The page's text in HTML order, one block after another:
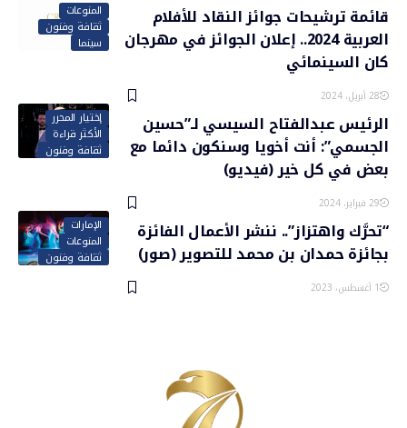
المنوعات
ثقافة وفنون
سينما
قائمة ترشيحات جوائز النقاد للأفلام
العربية 2024.. إعلان الجوائز في مهرجان
كان السينمائي
28 أبريل، 2024
إختيار المحرر
الأكثر قراءة
ثقافة وفنون
الرئيس عبدالفتاح السيسي لـ”حسين
الجسمي”: أنت أخويا وسنكون دائما مع
بعض في كل خير (فيديو)
29 فبراير، 2024
الإمارات
المنوعات
ثقافة وفنون
“تحرَّك واهتزاز”.. ننشر الأعمال الفائزة
بجائزة حمدان بن محمد للتصوير (صور)
1 أغسطس، 2023